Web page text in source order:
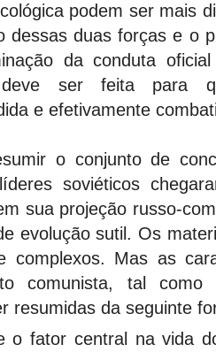
podem ser mais
dessas duas forças e o
da conduta
deve ser feita para
e efetivamente
o conjunto de
soviéticos
sua projeção russo-
evolução sutil. Os
complexos. Mas as
comunista, tal
resumidas da seguinte
o fator central na vida